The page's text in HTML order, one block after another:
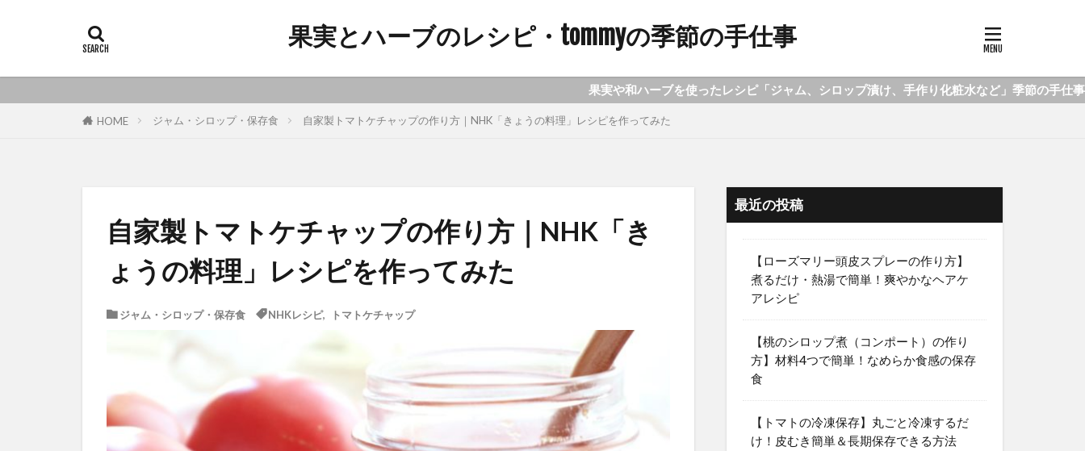
果実とハーブのレシピ・tommyの季節の手仕事
果実や和ハーブを使ったレシピ「ジャム、シロップ漬け、手作り化粧水など」季節の手仕事をご紹介します。
HOME ジャム・シロップ・保存食 自家製トマトケチャップの作り方｜NHK「きょうの料理」レシピを作ってみた
自家製トマトケチャップの作り方｜NHK「き
ょうの料理」レシピを作ってみた
ジャム・シロップ・保存食 NHKレシピ, トマトケチャップ
最近の投稿
【ローズマリー頭皮スプレーの作り方】
煮るだけ・熱湯で簡単！爽やかなヘアケ
アレシピ
【桃のシロップ煮（コンポート）の作り
方】材料4つで簡単！なめらか食感の保存
食
【トマトの冷凍保存】丸ごと冷凍するだ
け！皮むき簡単＆長期保存できる方法